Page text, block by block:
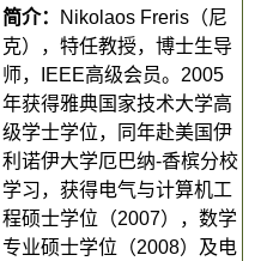
简介：
Nikolaos Freris（尼
克），特任教授，博士生导
师，IEEE高级会员。2005
年获得雅典国家技术大学高
级学士学位，同年赴美国伊
利诺伊大学厄巴纳-香槟分校
学习，获得电气与计算机工
程硕士学位（2007），数学
专业硕士学位（2008）及电